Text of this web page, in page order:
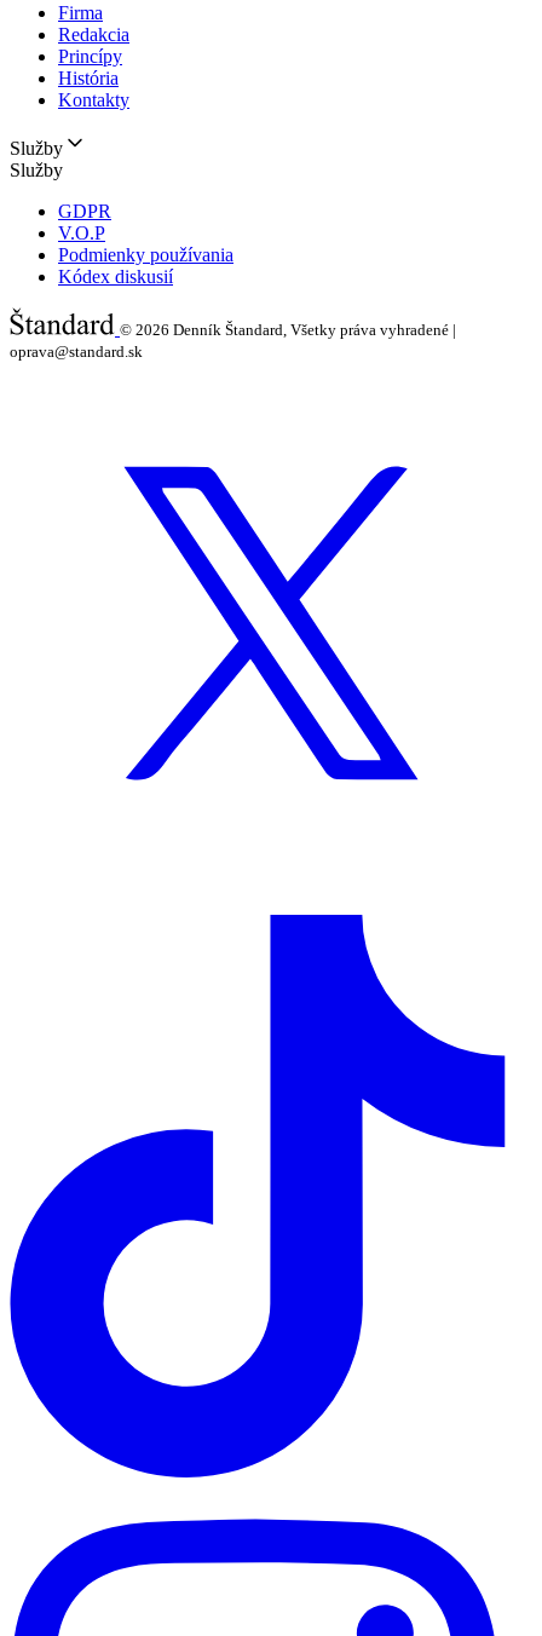
Firma
Redakcia
Princípy
História
Kontakty
Služby
Služby
GDPR
V.O.P
Podmienky používania
Kódex diskusií
© 2026 Denník Štandard, Všetky práva vyhradené |
oprava@standard.sk